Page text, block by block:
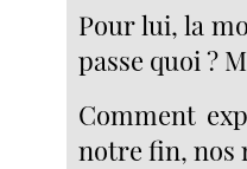
Pour lui, la
passe quoi ?
Comment
notre fin, nos